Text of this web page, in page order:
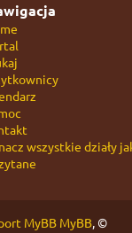
wszystkie działy
MyBB MyBB, ©